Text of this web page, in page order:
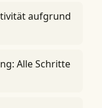
aufgrund
Alle Schritte